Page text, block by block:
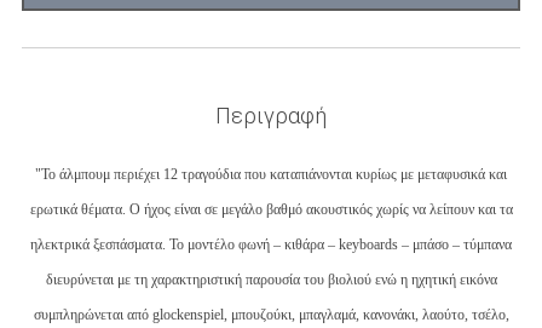
Περιγραφή
"Το άλμπουμ περιέχει 12 τραγούδια που καταπιάνονται κυρίως με μεταφυσικά και
ερωτικά θέματα. Ο ήχος είναι σε μεγάλο βαθμό ακουστικός χωρίς να λείπουν και τα
ηλεκτρικά ξεσπάσματα. Το μοντέλο φωνή – κιθάρα – keyboards – μπάσο – τύμπανα
διευρύνεται με τη χαρακτηριστική παρουσία του βιολιού ενώ η ηχητική εικόνα
συμπληρώνεται από glockenspiel, μπουζούκι, μπαγλαμά, κανονάκι, λαούτο, τσέλο,